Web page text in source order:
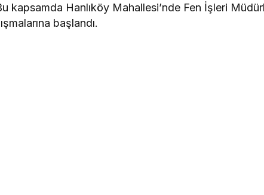
kapsamda Hanlıköy Mahallesi’nde Fen İşleri
başlandı.